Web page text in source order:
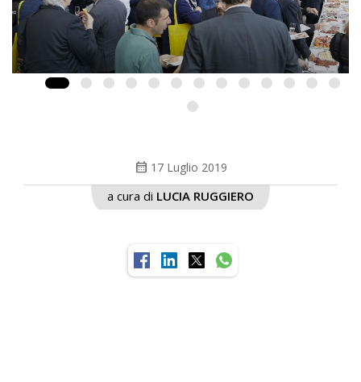
calendar_month 17 Luglio 2019
a cura di LUCIA RUGGIERO